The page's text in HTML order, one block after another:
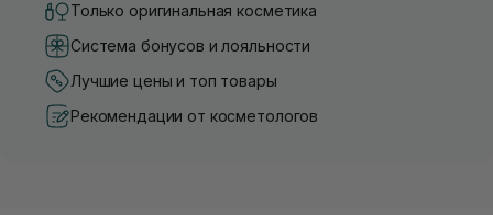
Только оригинальная косметика
Система бонусов и лояльности
Лучшие цены и топ товары
Рекомендации от косметологов